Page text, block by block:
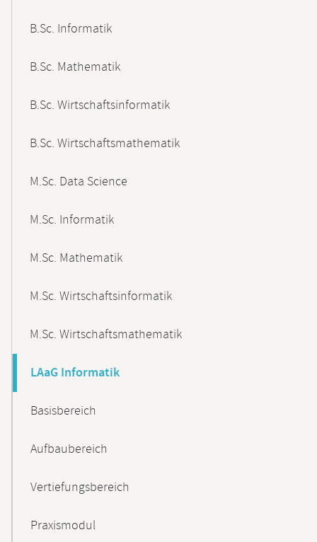
B.Sc. Informatik
B.Sc. Mathematik
B.Sc. Wirtschaftsinformatik
B.Sc. Wirtschaftsmathematik
M.Sc. Data Science
M.Sc. Informatik
M.Sc. Mathematik
M.Sc. Wirtschaftsinformatik
M.Sc. Wirtschaftsmathematik
LAaG Informatik
Basisbereich
Aufbaubereich
Vertiefungsbereich
Praxismodul